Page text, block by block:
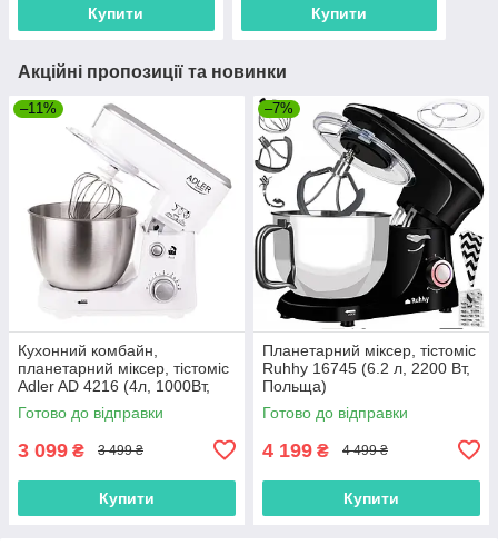
Купити Купити
Акційні пропозиції та новинки
–11%
Кухонний комбайн,
планетарний міксер, тістоміс
Adler AD 4216 (4л, 1000Вт,
Польща)
Готово до відправки
3 099 ₴ 3 499 ₴
Купити
–7%
Планетарний міксер, тістоміс
Ruhhy 16745 (6.2 л, 2200 Вт,
Польща)
Готово до відправки
4 199 ₴ 4 499 ₴
Купити